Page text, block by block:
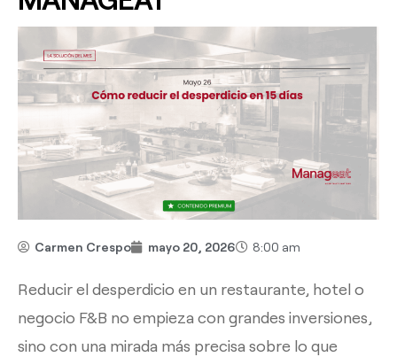
Carmen Crespo mayo 20, 2026 8:00 am
Reducir el desperdicio en un restaurante, hotel o
negocio F&B no empieza con grandes inversiones,
sino con una mirada más precisa sobre lo que